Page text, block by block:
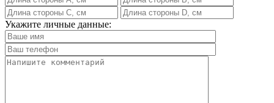
Укажите личные данные: